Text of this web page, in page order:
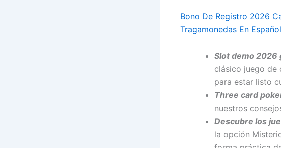
Bono De Registro 2026
Tragamonedas En
Slot demo
clásico juego de
para estar listo
Three card
nuestros
Descubre los
la opción